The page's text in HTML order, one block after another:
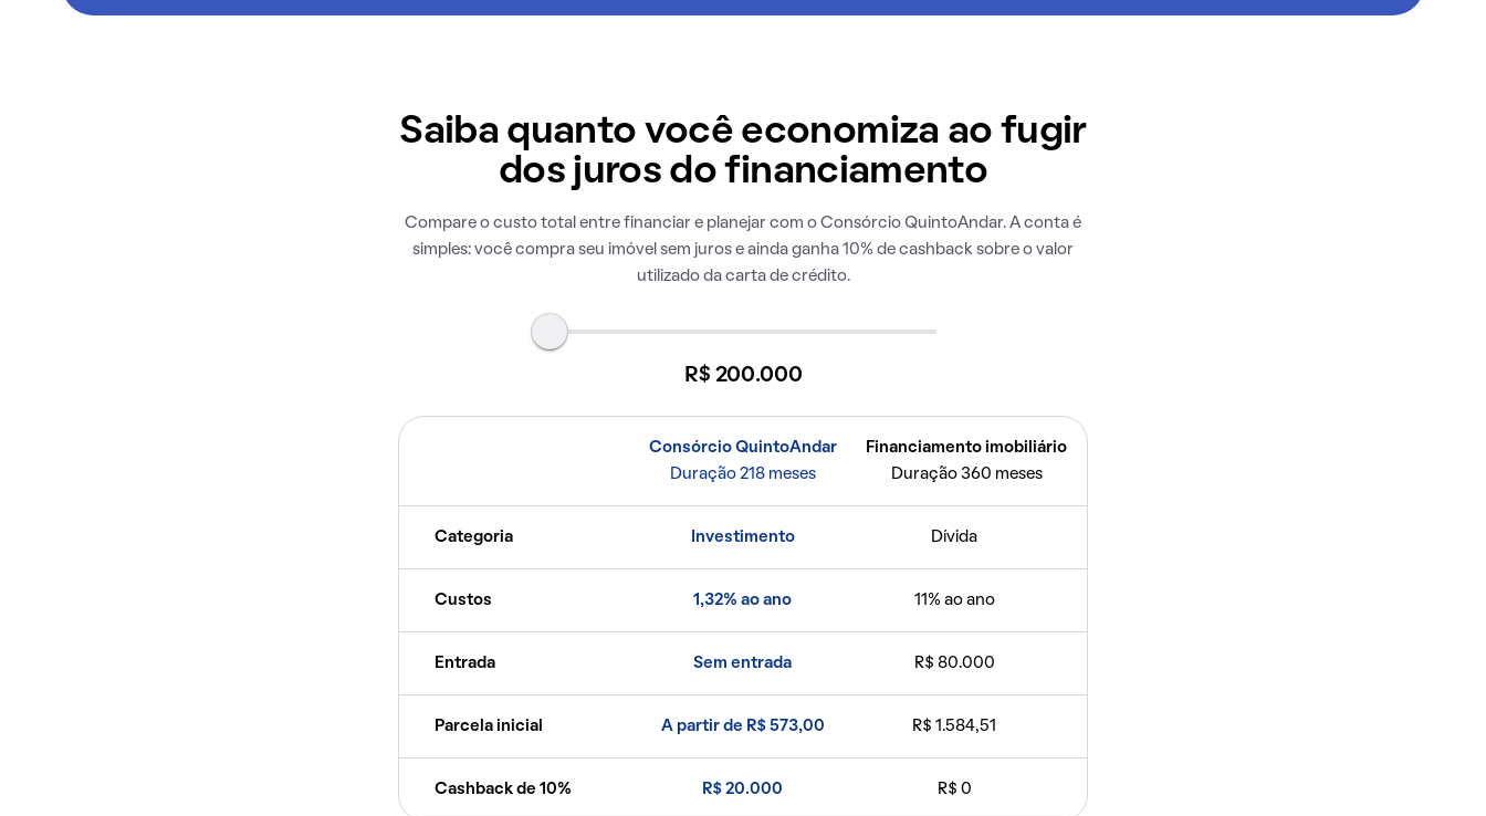
Saiba quanto você economiza ao fugir
dos juros do financiamento
Compare o custo total entre financiar e planejar com o Consórcio QuintoAndar. A conta é
simples: você compra seu imóvel sem juros e ainda ganha 10% de cashback sobre o valor
utilizado da carta de crédito.
R$ 200.000
Consórcio QuintoAndar
Duração 218 meses
Financiamento imobiliário
Duração 360 meses
Categoria Investimento Dívida
Custos 1,32% ao ano 11% ao ano
Entrada Sem entrada R$ 80.000
Parcela inicial A partir de R$ 573,00 R$ 1.584,51
Cashback de 10% R$ 20.000 R$ 0